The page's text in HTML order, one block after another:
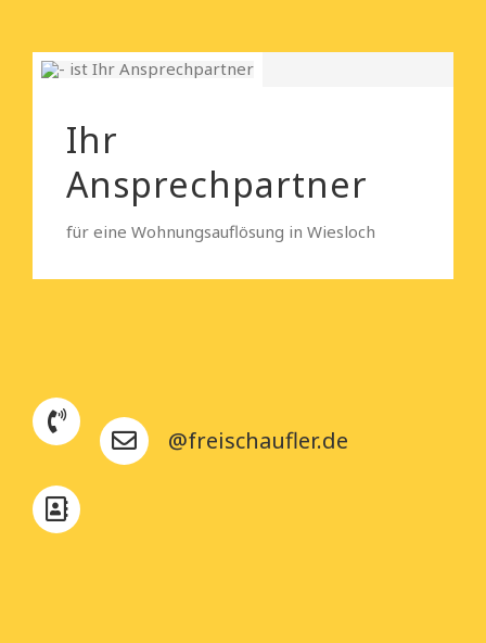
Ihr
Ansprechpartner
für eine Wohnungsauflösung in Wiesloch
@freischaufler.de